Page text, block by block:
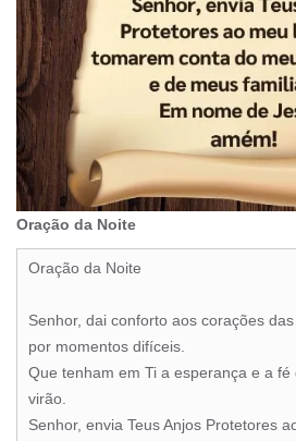
Oração da Noite
Oração da Noite
Senhor, dai conforto aos corações
por momentos difíceis.
Que tenham em Ti a esperança e a
virão.
Senhor, envia Teus Anjos Protetores